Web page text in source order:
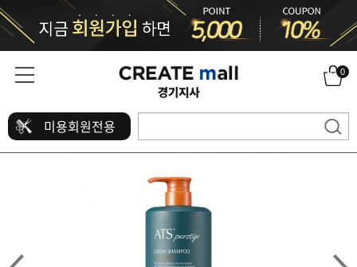
0
미용회원전용